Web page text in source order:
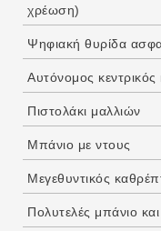
χρέωση)
Ψηφιακή θυρίδα
Αυτόνομος κεντρικός
Πιστολάκι μαλλιών
Μπάνιο με ντους
Μεγεθυντικός
Πολυτελές μπάνιο